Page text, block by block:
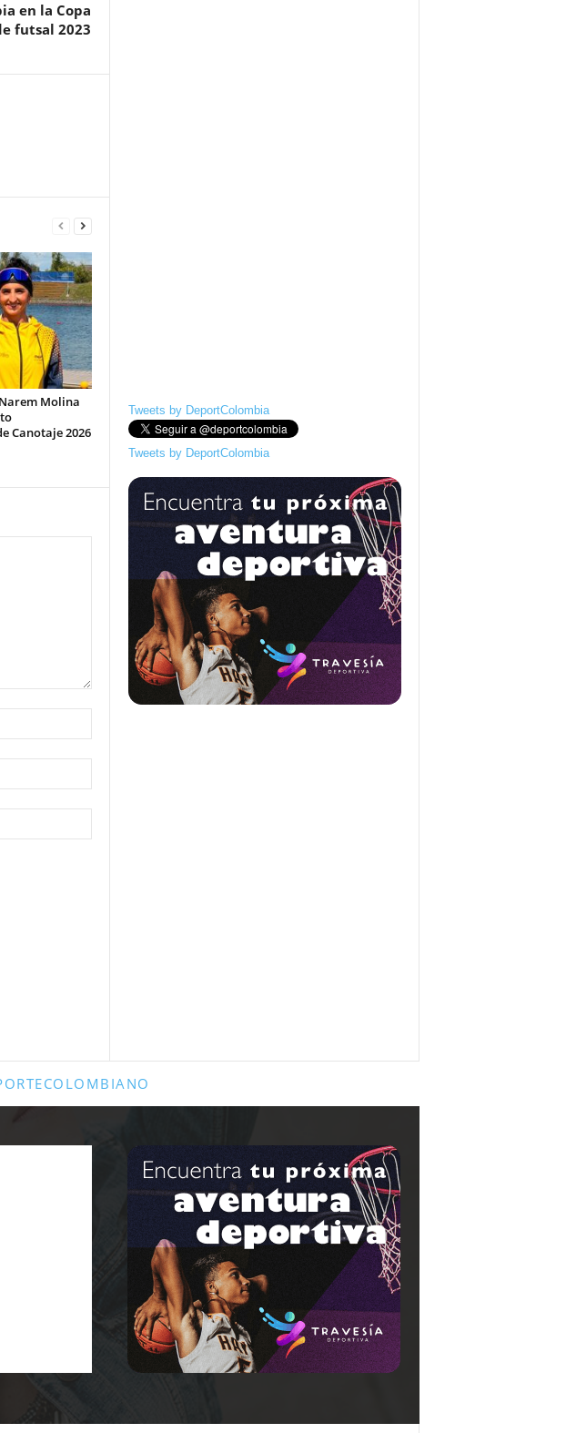
en la Copa
futsal 2023
Molina
Canotaje 2026
Tweets by DeportColombia
Tweets by DeportColombia